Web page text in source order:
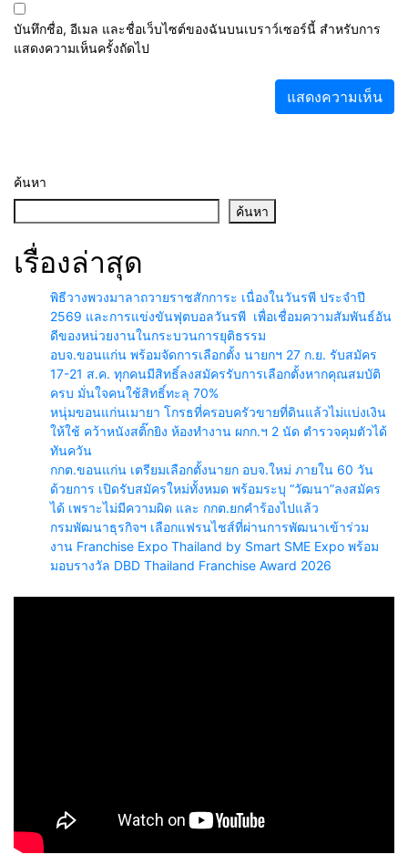
บันทึกชื่อ, อีเมล และชื่อเว็บไซต์ของฉันบนเบราว์เซอร์นี้ สำหรับการ
แสดงความเห็นครั้งถัดไป
ค้นหา
ค้นหา
เรื่องล่าสุด
พิธีวางพวงมาลาถวายราชสักการะ เนื่องในวันรพี ประจำปี
2569 และการแข่งขันฟุตบอลวันรพี เพื่อเชื่อมความสัมพันธ์อัน
ดีของหน่วยงานในกระบวนการยุติธรรม
อบจ.ขอนแก่น พร้อมจัดการเลือกตั้ง นายกฯ 27 ก.ย. รับสมัคร
17-21 ส.ค. ทุกคนมีสิทธิ์ลงสมัครรับการเลือกตั้งหากคุณสมบัติ
ครบ มั่นใจคนใช้สิทธิ์ทะลุ 70%
หนุ่มขอนแก่นเมายา โกรธที่ครอบครัวขายที่ดินแล้วไม่แบ่งเงิน
ให้ใช้ คว้าหนังสติ๊กยิง ห้องทำงาน ผกก.ฯ 2 นัด ตำรวจคุมตัวได้
ทันควัน
กกต.ขอนแก่น เตรียมเลือกตั้งนายก อบจ.ใหม่ ภายใน 60 วัน
ด้วยการ เปิดรับสมัครใหม่ทั้งหมด พร้อมระบุ “วัฒนา”ลงสมัคร
ได้ เพราะไม่มีความผิด และ กกต.ยกคำร้องไปแล้ว
กรมพัฒนาธุรกิจฯ เลือกแฟรนไชส์ที่ผ่านการพัฒนาเข้าร่วม
งาน Franchise Expo Thailand by Smart SME Expo พร้อม
มอบรางวัล DBD Thailand Franchise Award 2026